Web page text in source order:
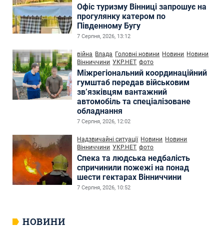
Офіс туризму Вінниці запрошує на
прогулянку катером по
Південному Бугу
7 Серпня, 2026, 13:12
війна Влада Головні новини Новини Новини
Вінниччини УКР.НЕТ фото
Міжрегіональний координаційний
гумштаб передав військовим
зв’язківцям вантажний
автомобіль та спеціалізоване
обладнання
7 Серпня, 2026, 12:02
Надзвичайні ситуації Новини Новини
Вінниччини УКР.НЕТ фото
Спека та людська недбалість
спричинили пожежі на понад
шести гектарах Вінниччини
7 Серпня, 2026, 10:52
НОВИНИ